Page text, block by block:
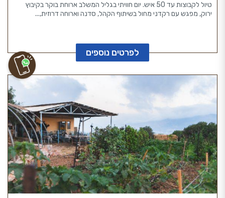
טיול לקבוצות עד 50 איש. יום חוויתי בגליל המשלב ארוחת בוקר בקיבוץ
ירוק, מפגש עם רקדני מחול בשיתוף הקהל, סדנה וארוחה דרוזית,...
לפרטים נוספים